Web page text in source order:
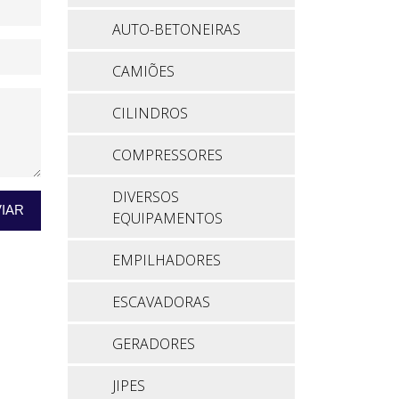
AUTO-BETONEIRAS
CAMIÕES
CILINDROS
COMPRESSORES
DIVERSOS
EQUIPAMENTOS
EMPILHADORES
ESCAVADORAS
GERADORES
JIPES